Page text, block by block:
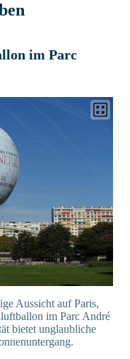
im Parc
Aussicht auf Paris,
im Parc André
bietet unglaubliche